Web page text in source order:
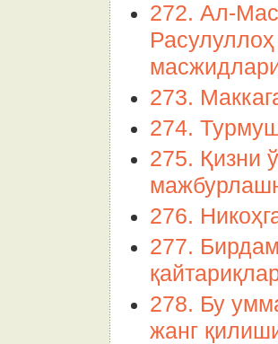
272. Ал-
273.
274.
275. Қизни
276.
277.
278. Бу
жанг